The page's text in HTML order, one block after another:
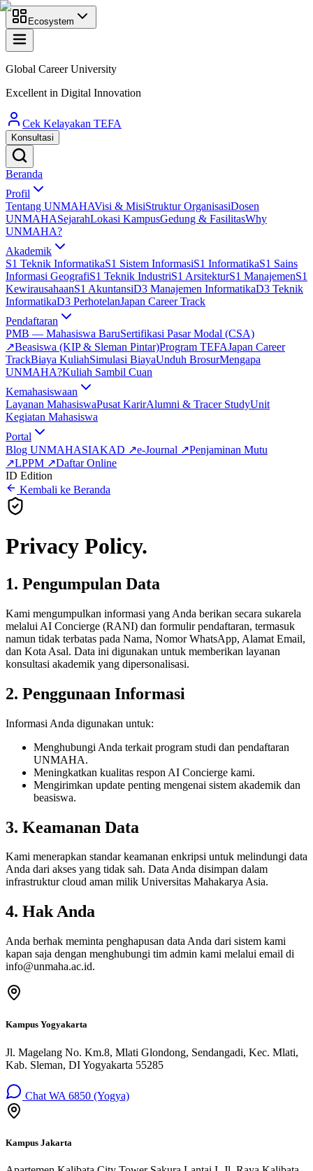
Ecosystem
Global Career University
Excellent in Digital Innovation
Cek Kelayakan TEFA
Konsultasi
Beranda
Profil
Tentang UNMAHAVisi & MisiStruktur OrganisasiDosen
UNMAHASejarahLokasi KampusGedung & FasilitasWhy
UNMAHA?
Akademik
S1 Teknik InformatikaS1 Sistem InformasiS1 InformatikaS1 Sains
Informasi GeografiS1 Teknik IndustriS1 ArsitekturS1 ManajemenS1
KewirausahaanS1 AkuntansiD3 Manajemen InformatikaD3 Teknik
InformatikaD3 PerhotelanJapan Career Track
Pendaftaran
PMB — Mahasiswa BaruSertifikasi Pasar Modal (CSA)
↗Beasiswa (KIP & Sleman Pintar)Program TEFAJapan Career
TrackBiaya KuliahSimulasi BiayaUnduh BrosurMengapa
UNMAHA?Kuliah Sambil Cuan
Kemahasiswaan
Layanan MahasiswaPusat KarirAlumni & Tracer StudyUnit
Kegiatan Mahasiswa
Portal
Blog UNMAHASIAKAD ↗e-Journal ↗Penjaminan Mutu
↗LPPM ↗Daftar Online
ID Edition
Kembali ke Beranda
Privacy Policy.
1. Pengumpulan Data
Kami mengumpulkan informasi yang Anda berikan secara sukarela
melalui AI Concierge (RANI) dan formulir pendaftaran, termasuk
namun tidak terbatas pada Nama, Nomor WhatsApp, Alamat Email,
dan Kota Asal. Data ini digunakan untuk memberikan layanan
konsultasi akademik yang dipersonalisasi.
2. Penggunaan Informasi
Informasi Anda digunakan untuk:
Menghubungi Anda terkait program studi dan pendaftaran
UNMAHA.
Meningkatkan kualitas respon AI Concierge kami.
Mengirimkan update penting mengenai sistem akademik dan
beasiswa.
3. Keamanan Data
Kami menerapkan standar keamanan enkripsi untuk melindungi data
Anda dari akses yang tidak sah. Data Anda disimpan dalam
infrastruktur cloud aman milik Universitas Mahakarya Asia.
4. Hak Anda
Anda berhak meminta penghapusan data Anda dari sistem kami
kapan saja dengan menghubungi tim admin kami melalui email di
info@unmaha.ac.id.
Kampus Yogyakarta
Jl. Magelang No. Km.8, Mlati Glondong, Sendangadi, Kec. Mlati,
Kab. Sleman, DI Yogyakarta 55285
Chat WA 6850 (Yogya)
Kampus Jakarta